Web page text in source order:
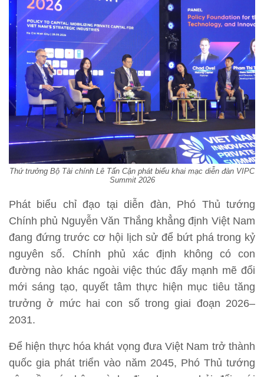
Thứ trưởng Bộ Tài chính Lê Tấn Cận phát biểu khai mạc diễn đàn VIPC
Summit 2026
Phát biểu chỉ đạo tại diễn đàn, Phó Thủ tướng
Chính phủ Nguyễn Văn Thắng khẳng định Việt Nam
đang đứng trước cơ hội lịch sử để bứt phá trong kỷ
nguyên số. Chính phủ xác định không có con
đường nào khác ngoài việc thúc đẩy mạnh mẽ đổi
mới sáng tạo, quyết tâm thực hiện mục tiêu tăng
trưởng ở mức hai con số trong giai đoạn 2026–
2031.
Để hiện thực hóa khát vọng đưa Việt Nam trở thành
quốc gia phát triển vào năm 2045, Phó Thủ tướng